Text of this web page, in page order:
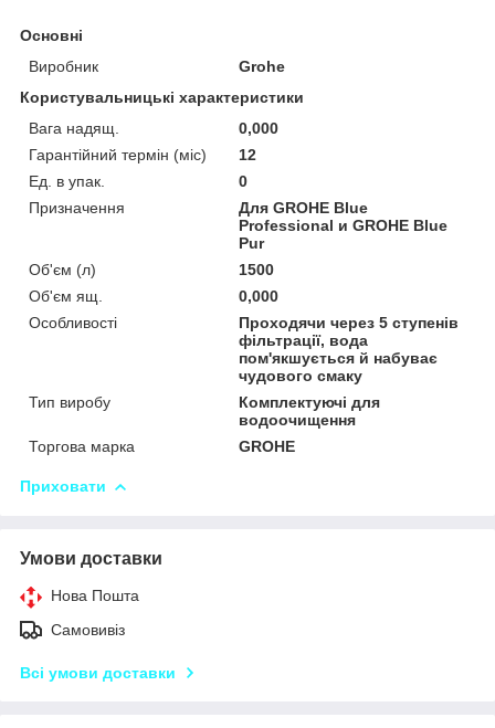
Основні
Виробник
Grohe
Користувальницькі характеристики
Вага надящ.
0,000
Гарантійний термін (міс)
12
Ед. в упак.
0
Призначення
Для GROHE Blue
Professional и GROHE Blue
Pur
Об'єм (л)
1500
Об'єм ящ.
0,000
Особливості
Проходячи через 5 ступенів
фільтрації, вода
пом'якшується й набуває
чудового смаку
Тип виробу
Комплектуючі для
водоочищення
Торгова марка
GROHE
Приховати
Умови доставки
Нова Пошта
Самовивіз
Всі умови доставки